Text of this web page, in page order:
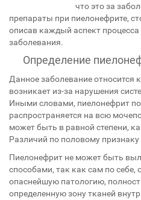
что это за
препараты при пиелонефрите,
описав каждый аспект процесса
заболевания.
Определение
Данное заболевание относится
возникает из-за нарушения
Иными словами, пиелонефрит
распространяется на всю
может быть в равной степени,
Различий по половому
Пиелонефрит не может быть
способами, так как сам по себе,
опаснейшую патологию,
определенную зону тканей